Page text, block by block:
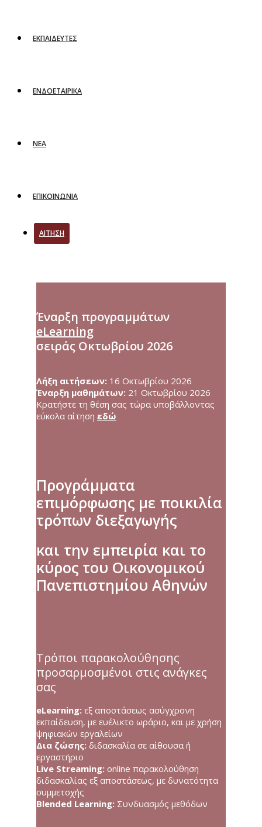
ΕΚΠΑΙΔΕΥΤΕΣ
ΕΝΔΟΕΤΑΙΡΙΚΑ
ΝΕΑ
ΕΠΙΚΟΙΝΩΝΙΑ
ΑΙΤΗΣΗ
Έναρξη προγραμμάτων
eLearning
σειράς Οκτωβρίου 2026
Λήξη αιτήσεων: 16 Οκτωβρίου 2026
Έναρξη μαθημάτων: 21 Οκτωβρίου 2026
Κρατήστε τη θέση σας τώρα υποβάλλοντας
εύκολα αίτηση εδώ
Προγράμματα
επιμόρφωσης με ποικιλία
τρόπων διεξαγωγής
και την εμπειρία και το
κύρος του Οικονομικού
Πανεπιστημίου Αθηνών
Τρόποι παρακολούθησης
προσαρμοσμένοι στις ανάγκες
σας
eLearning: εξ αποστάσεως ασύγχρονη
εκπαίδευση, με ευέλικτο ωράριο, και με χρήση
ψηφιακών εργαλείων
Δια ζώσης: διδασκαλία σε αίθουσα ή
εργαστήριο
Live Streaming: online παρακολούθηση
διδασκαλίας εξ αποστάσεως, με δυνατότητα
συμμετοχής
Blended Learning: Συνδυασμός μεθόδων